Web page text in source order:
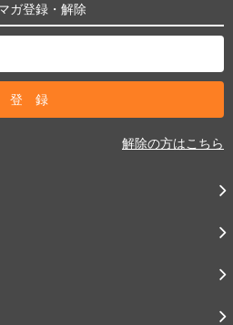
ガ登録・解除
解除の方はこちら